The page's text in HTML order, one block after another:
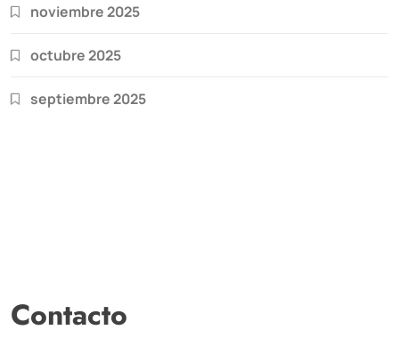
noviembre 2025
octubre 2025
septiembre 2025
Contacto